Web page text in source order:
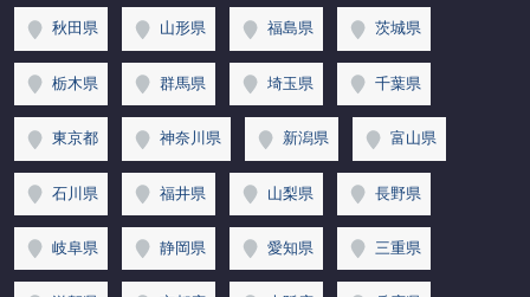
秋田県 山形県 福島県 茨城県
栃木県 群馬県 埼玉県 千葉県
東京都 神奈川県 新潟県 富山県
石川県 福井県 山梨県 長野県
岐阜県 静岡県 愛知県 三重県